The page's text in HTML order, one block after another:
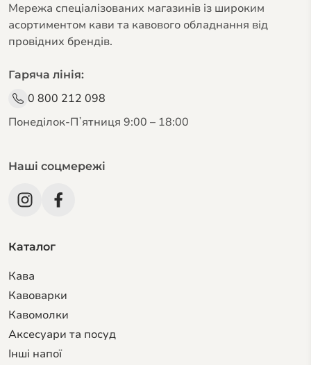
Мережа спеціалізованих магазинів із широким
асортиментом кави та кавового обладнання від
провідних брендів.
Гаряча лінія:
0 800 212 098
Понеділок-Пʼятниця 9:00 – 18:00
Наші соцмережі
Каталог
Кава
Кавоварки
Кавомолки
Аксесуари та посуд
Інші напої